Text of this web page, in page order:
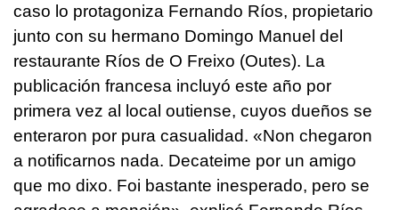
caso lo protagoniza Fernando Ríos, propietario
junto con su hermano Domingo Manuel del
restaurante Ríos de O Freixo (Outes). La
publicación francesa incluyó este año por
primera vez al local outiense, cuyos dueños se
enteraron por pura casualidad. «Non chegaron
a notificarnos nada. Decateime por un amigo
que mo dixo. Foi bastante inesperado, pero se